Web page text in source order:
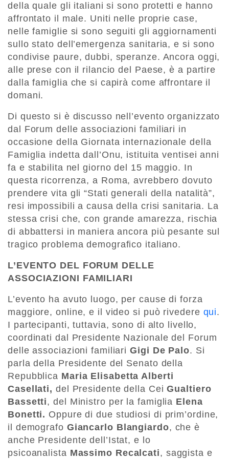
della quale gli italiani si sono protetti e hanno
affrontato il male. Uniti nelle proprie case,
nelle famiglie si sono seguiti gli aggiornamenti
sullo stato dell’emergenza sanitaria, e si sono
condivise paure, dubbi, speranze. Ancora oggi,
alle prese con il rilancio del Paese, è a partire
dalla famiglia che si capirà come affrontare il
domani.
Di questo si è discusso nell’evento organizzato
dal Forum delle associazioni familiari in
occasione della Giornata internazionale della
Famiglia indetta dall’Onu, istituita ventisei anni
fa e stabilita nel giorno del 15 maggio. In
questa ricorrenza, a Roma, avrebbero dovuto
prendere vita gli “Stati generali della natalità”,
resi impossibili a causa della crisi sanitaria. La
stessa crisi che, con grande amarezza, rischia
di abbattersi in maniera ancora più pesante sul
tragico problema demografico italiano.
L’EVENTO DEL FORUM DELLE
ASSOCIAZIONI FAMILIARI
L’evento ha avuto luogo, per cause di forza
maggiore, online, e il video si può rivedere qui.
I partecipanti, tuttavia, sono di alto livello,
coordinati dal Presidente Nazionale del Forum
delle associazioni familiariGigi De Palo. Si
parla della Presidente del Senato della
Repubblica Maria Elisabetta Alberti
Casellati, del Presidente della CeiGualtiero
Bassetti, del Ministro per la famiglia Elena
Bonetti. Oppure di due studiosi di prim’ordine,
il demografo Giancarlo Blangiardo, che è
anche Presidente dell’Istat, e lo
psicoanalista Massimo Recalcati, saggista e